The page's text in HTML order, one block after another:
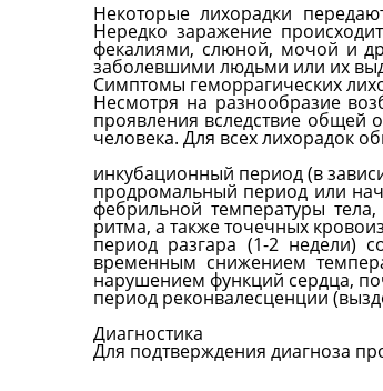
Некоторые лихорадки
Нередко заражение
фекалиями, слюной, мочой и
заболевшими людьми или их
Симптомы геморрагических
Несмотря на разнообразие
проявления вследствие общей
человека. Для всех лихорадок
инкубационный период (в
продромальный период или
фебрильной температуры
ритма, а также точечных
период разгара (1-2 недели)
временным снижением
нарушением функций сердца,
период реконвалесценции
Диагностика
Для подтверждения диагноза